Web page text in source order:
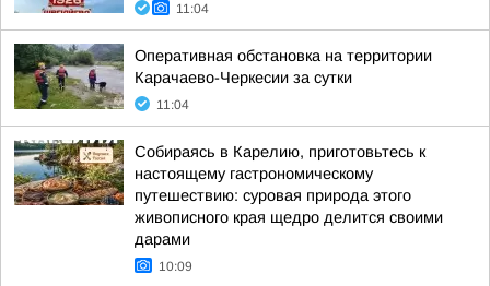
11:04
Оперативная обстановка на территории
Карачаево-Черкесии за сутки
11:04
Собираясь в Карелию, приготовьтесь к
настоящему гастрономическому
путешествию: суровая природа этого
живописного края щедро делится своими
дарами
10:09